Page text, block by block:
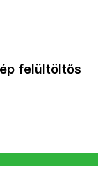
felültöltős